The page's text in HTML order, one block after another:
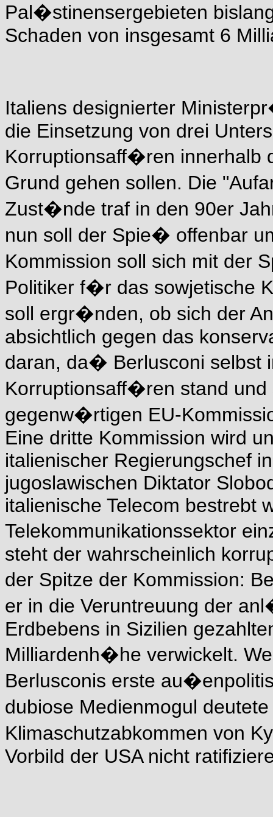
Pal�stinensergebieten
Schaden von insgesamt 6
Italiens designierter
die Einsetzung von drei
Korruptionsaff�ren innerhalb
Grund gehen sollen. Die
Zust�nde traf in den 90er
nun soll der Spie� offenbar
Kommission soll sich mit der
Politiker f�r das sowjetische
soll ergr�nden, ob sich der
absichtlich gegen das
daran, da� Berlusconi selbst
Korruptionsaff�ren stand
gegenw�rtigen EU-
Eine dritte Kommission wird
italienischer Regierungschef
jugoslawischen Diktator
italienische Telecom bestrebt
Telekommunikationssektor
steht der wahrscheinlich
der Spitze der Kommission:
er in die Veruntreuung der
Erdbebens in Sizilien
Milliardenh�he verwickelt.
Berlusconis erste
dubiose Medienmogul
Klimaschutzabkommen von
Vorbild der USA nicht